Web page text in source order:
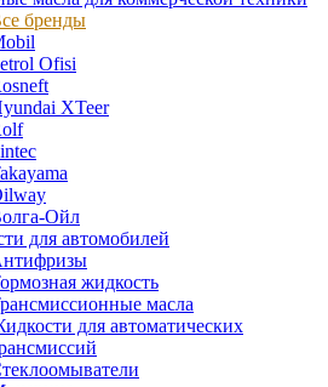
бренды
Ofisi
XTeer
Ойл
для автомобилей
жидкость
масла
для автоматических